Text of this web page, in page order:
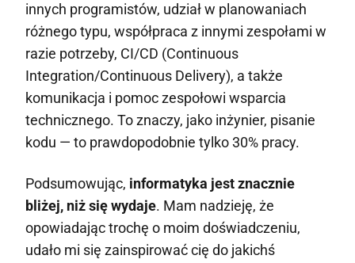
innych programistów, udział w planowaniach
różnego typu, współpraca z innymi zespołami w
razie potrzeby, CI/CD (Continuous
Integration/Continuous Delivery), a także
komunikacja i pomoc zespołowi wsparcia
technicznego. To znaczy, jako inżynier, pisanie
kodu — to prawdopodobnie tylko 30% pracy.
Podsumowując, informatyka jest znacznie
bliżej, niż się wydaje. Mam nadzieję, że
opowiadając trochę o moim doświadczeniu,
udało mi się zainspirować cię do jakichś